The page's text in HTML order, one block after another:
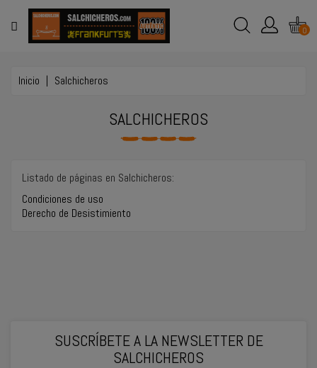
MENÚ
ONLINE
EMPLEO
0
Inicio Salchicheros
SALCHICHEROS
Listado de páginas en Salchicheros:
Condiciones de uso
Derecho de Desistimiento
SUSCRÍBETE A LA NEWSLETTER DE
SALCHICHEROS